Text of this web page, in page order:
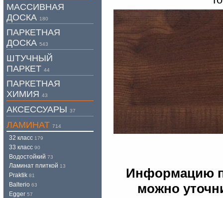
Информацию
можно
МАССИВНАЯ
ДОСКА 180
ПАРКЕТНАЯ
ДОСКА 543
ШТУЧНЫЙ
ПАРКЕТ 44
ПАРКЕТНАЯ
ХИМИЯ 43
АКСЕССУАРЫ 37
ЛАМИНАТ 714
32 класс 179
33 класс 90
Водостойкий 73
Ламинат плиткой 13
Praktik 81
Balterio 63
Egger 57